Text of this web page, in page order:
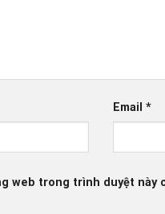
Email*
web trong trình duyệt này